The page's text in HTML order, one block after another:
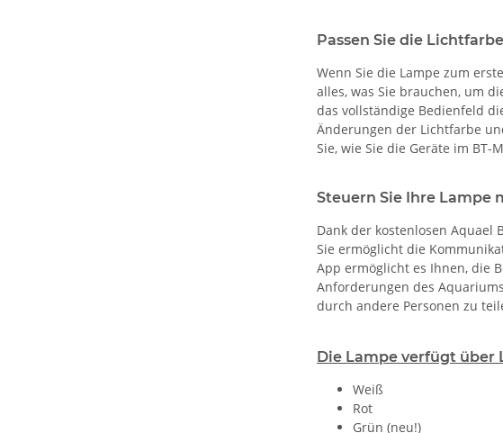
Passen Sie die
Wenn Sie die Lampe zum
alles, was Sie brauchen, um
das vollständige Bedienfeld
Änderungen der Lichtfarbe
Sie, wie Sie die Geräte im
Steuern Sie Ihre Lampe
Dank der kostenlosen Aquael
Sie ermöglicht die
App ermöglicht es Ihnen, die
Anforderungen des
durch andere Personen zu
Die Lampe verfügt über
Weiß
Rot
Grün (neu!)